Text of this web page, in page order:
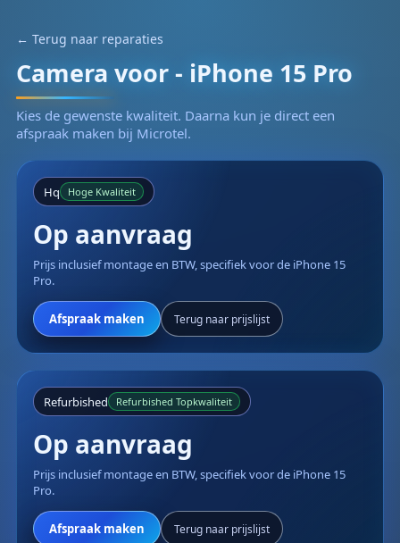
← Terug naar reparaties
Camera voor - iPhone 15 Pro
Kies de gewenste kwaliteit. Daarna kun je direct een
afspraak maken bij Microtel.
Hq Hoge Kwaliteit
Op aanvraag
Prijs inclusief montage en BTW, specifiek voor de iPhone 15
Pro.
Afspraak maken Terug naar prijslijst
Refurbished Refurbished Topkwaliteit
Op aanvraag
Prijs inclusief montage en BTW, specifiek voor de iPhone 15
Pro.
Afspraak maken Terug naar prijslijst